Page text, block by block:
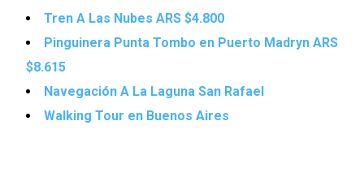
Tren A Las Nubes ARS $4.800
Pinguinera Punta Tombo en Puerto Madryn ARS
$8.615
Navegación A La Laguna San Rafael
Walking Tour en Buenos Aires